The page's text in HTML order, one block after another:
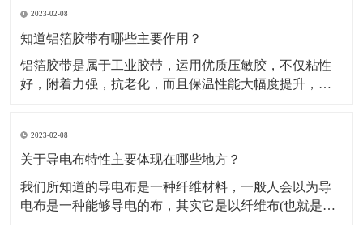
等，就是使用的这种铝箔胶带做的密封材料。还被广泛
运用于各行各业当中，除了有家用电器、空调、汽车、
电子行业当中也
2023-02-08
知道铝箔胶带有哪些主要作用？
铝箔胶带是属于工业胶带，运用优质压敏胶，不仅粘性
好，附着力强，抗老化，而且保温性能大幅度提升，规
及破损处的修复，是冰箱、冰柜生产厂的主要原辅材
料，也是保温材料经销部门必购原料。广泛应用于冰
2023-02-08
关于导电布特性主要体现在哪些地方？
我们所知道的导电布是一种纤维材料，一般人会以为导
电布是一种能够导电的布，其实它是以纤维布(也就是一